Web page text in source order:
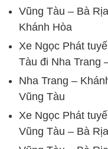
Vũng Tàu – Bà
Khánh Hòa
Xe Ngọc Phát
Tàu đi Nha Trang
Nha Trang –
Vũng Tàu
Xe Ngọc Phát
Vũng Tàu – Bà